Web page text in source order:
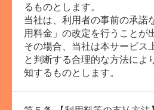
るものとします。
当社は、利用者の事前の承諾
用料金」の改定を行うことが
その場合、当社は本サービス
と判断する合理的な方法によ
知するものとします。